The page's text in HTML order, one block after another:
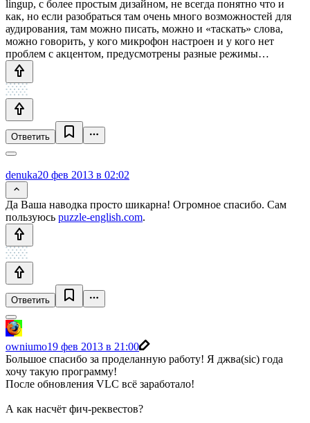
lingup, с более простым дизайном, не всегда понятно что и
как, но если разобраться там очень много возможностей для
аудирования, там можно писать, можно и «таскать» слова,
можно говорить, у кого микрофон настроен и у кого нет
проблем с акцентом, предусмотрены разные режимы…
Ответить
denuka20 фев 2013 в 02:02
Да Ваша наводка просто шикарна! Огромное спасибо. Сам
пользуюсь puzzle-english.com.
Ответить
owniumo19 фев 2013 в 21:00
Большое спасибо за проделанную работу! Я джва(sic) года
хочу такую программу!
После обновления VLC всё заработало!
А как насчёт фич-реквестов?